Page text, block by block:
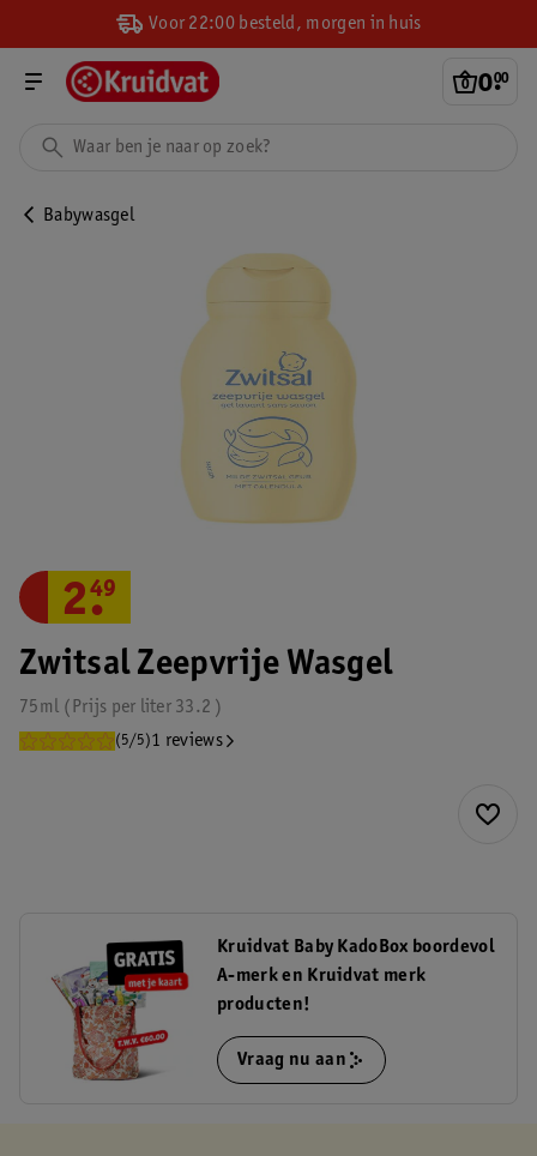
Voor 22:00 besteld, morgen in huis
0.
00
Babywasgel
Zwitsal Zeepvrije Wasgel
75ml 33.2
Prijs per liter
(5/5)1 reviews
2.
49
Kruidvat Baby KadoBox boordevol
A-merk en Kruidvat merk
producten!
Vraag nu aan